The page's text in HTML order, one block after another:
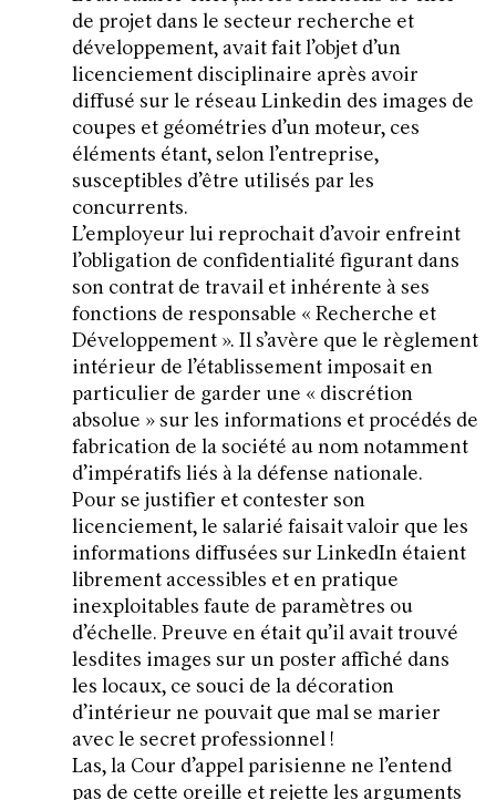
de projet dans le secteur recherche et
développement, avait fait l’objet d’un
licenciement disciplinaire après avoir
diffusé sur le réseau Linkedin des images de
coupes et géométries d’un moteur, ces
éléments étant, selon l’entreprise,
susceptibles d’être utilisés par les
concurrents.
L’employeur lui reprochait d’avoir enfreint
l’obligation de confidentialité figurant dans
son contrat de travail et inhérente à ses
fonctions de responsable « Recherche et
Développement ». Il s’avère que le règlement
intérieur de l’établissement imposait en
particulier de garder une « discrétion
absolue » sur les informations et procédés de
fabrication de la société au nom notamment
d’impératifs liés à la défense nationale.
Pour se justifier et contester son
licenciement, le salarié faisait valoir que les
informations diffusées sur LinkedIn étaient
librement accessibles et en pratique
inexploitables faute de paramètres ou
d’échelle. Preuve en était qu’il avait trouvé
lesdites images sur un poster affiché dans
les locaux, ce souci de la décoration
d’intérieur ne pouvait que mal se marier
avec le secret professionnel !
Las, la Cour d’appel parisienne ne l’entend
pas de cette oreille et rejette les arguments